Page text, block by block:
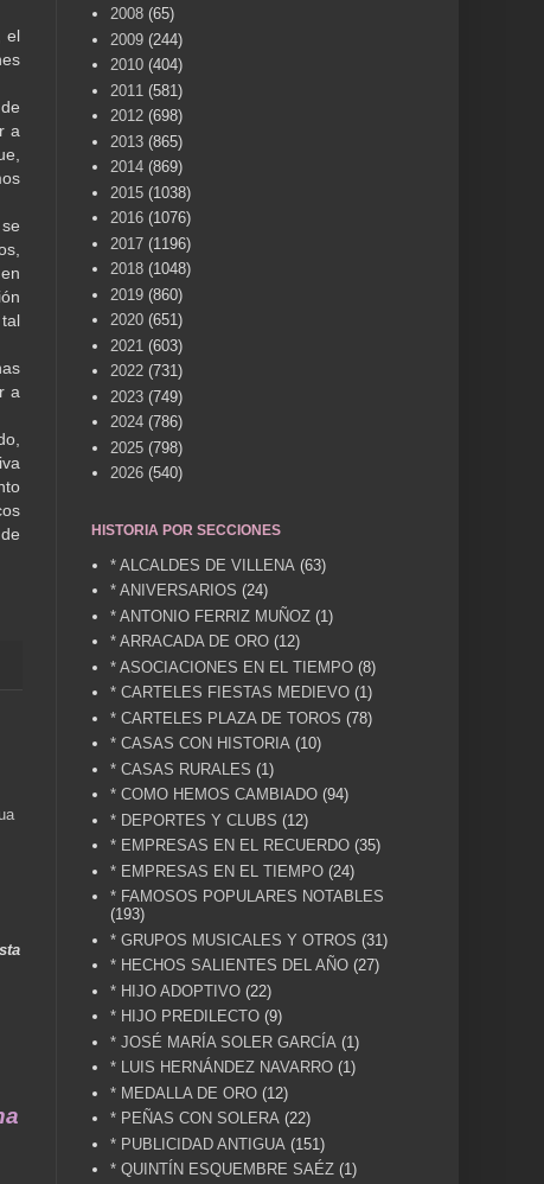
el
a
a
HACES VILLENA CUÉNTAME... UN
2008 (65)
2009 (244)
2010 (404)
2011 (581)
2012 (698)
2013 (865)
2014 (869)
2015 (1038)
2016 (1076)
2017 (1196)
2018 (1048)
2019 (860)
2020 (651)
2021 (603)
2022 (731)
2023 (749)
2024 (786)
2025 (798)
2026 (540)
HISTORIA POR SECCIONES
* ALCALDES DE VILLENA (63)
* ANIVERSARIOS (24)
* ANTONIO FERRIZ MUÑOZ (1)
* ARRACADA DE ORO (12)
* ASOCIACIONES EN EL TIEMPO (8)
* CARTELES FIESTAS MEDIEVO (1)
* CARTELES PLAZA DE TOROS (78)
* CASAS CON HISTORIA (10)
* CASAS RURALES (1)
* COMO HEMOS CAMBIADO (94)
* DEPORTES Y CLUBS (12)
* EMPRESAS EN EL RECUERDO (35)
* EMPRESAS EN EL TIEMPO (24)
* FAMOSOS POPULARES NOTABLES
(193)
* GRUPOS MUSICALES Y OTROS (31)
* HECHOS SALIENTES DEL AÑO (27)
* HIJO ADOPTIVO (22)
* HIJO PREDILECTO (9)
* JOSÉ MARÍA SOLER GARCÍA (1)
* LUIS HERNÁNDEZ NAVARRO (1)
* MEDALLA DE ORO (12)
* PEÑAS CON SOLERA (22)
* PUBLICIDAD ANTIGUA (151)
* QUINTÍN ESQUEMBRE SAÉZ (1)